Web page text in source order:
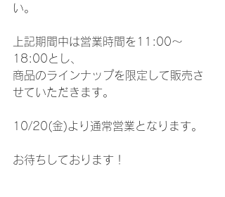
い。
上記期間中は営業時間を11:00～
18:00とし、
商品のラインナップを限定して販売さ
せていただきます。
10/20(金)より通常営業となります。
お待ちしております！